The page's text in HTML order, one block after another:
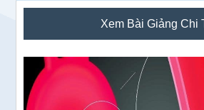
Sidebar
chính
Xem Bài Giảng Chi